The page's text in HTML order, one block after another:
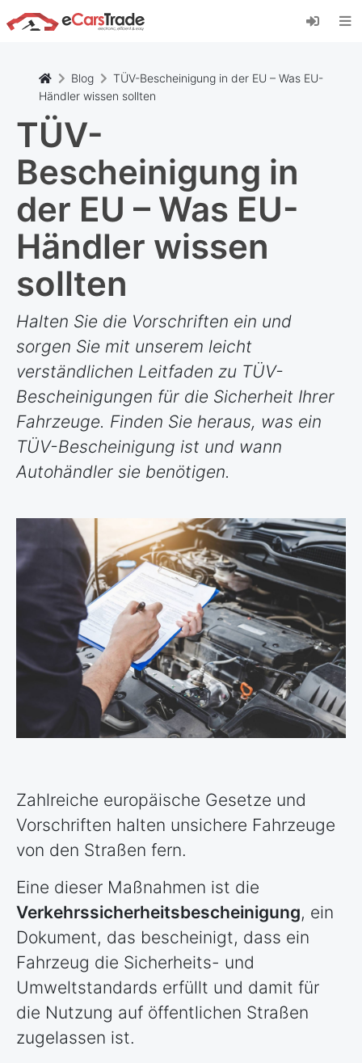
Installieren Sie die eCarsTrade-App, fügen Sie
sie zu Ihrem Startbildschirm hinzu und erhalten
Installieren
Abbrechen
Blog
TÜV-Bescheinigung in der EU – Was EU-
Händler wissen sollten
TÜV-
Bescheinigung in
der EU – Was EU-
Händler wissen
sollten
Halten Sie die Vorschriften ein und
sorgen Sie mit unserem leicht
verständlichen Leitfaden zu TÜV-
Bescheinigungen für die Sicherheit Ihrer
Fahrzeuge. Finden Sie heraus, was ein
TÜV-Bescheinigung ist und wann
Autohändler sie benötigen.
Zahlreiche europäische Gesetze und
Vorschriften halten unsichere Fahrzeuge
von den Straßen fern.
Eine dieser Maßnahmen ist die
Verkehrssicherheitsbescheinigung, ein
Dokument, das bescheinigt, dass ein
Fahrzeug die Sicherheits- und
Umweltstandards erfüllt und damit für
die Nutzung auf öffentlichen Straßen
zugelassen ist.